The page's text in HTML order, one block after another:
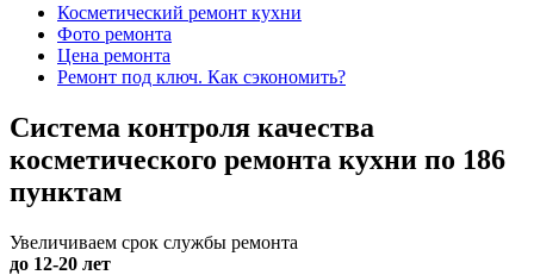
Косметический ремонт кухни
Фото ремонта
Цена ремонта
Ремонт под ключ. Как сэкономить?
Система контроля качества
косметического ремонта кухни по 186
пунктам
Увеличиваем срок службы ремонта
до 12-20 лет